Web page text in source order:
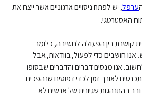
ערפל, יש לפתח ניסויים ארגוניים אשר ייצרו את
האסטרטגי.
קושרת בין הפעולה לחשיבה, כלומר -
אנו חושבים כדי לפעול, בוודאות, אבל
אנו מנסים דברים והדברים שבסופו
לאורך זמן לכדי דפוסים שנהפכים
בהתנהגות שגיונית של אנשים לא